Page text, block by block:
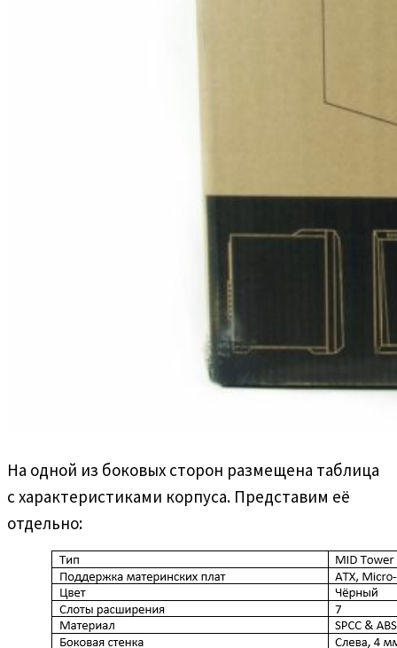
На одной из боковых сторон размещена таблица
с характеристиками корпуса. Представим её
отдельно: